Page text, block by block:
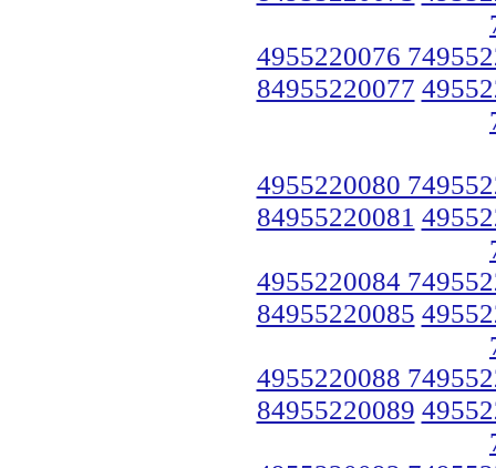
4955220076
84955220077
4955220080
84955220081
4955220084
84955220085
4955220088
84955220089